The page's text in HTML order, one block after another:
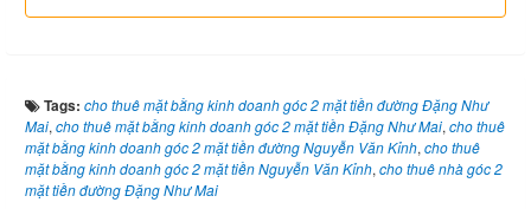
Tags: cho thuê mặt bằng kinh doanh góc 2 mặt tiền đường Đặng Như
Mai, cho thuê mặt bằng kinh doanh góc 2 mặt tiền Đặng Như Mai, cho thuê
mặt bằng kinh doanh góc 2 mặt tiền đường Nguyễn Văn Kỉnh, cho thuê
mặt bằng kinh doanh góc 2 mặt tiền Nguyễn Văn Kỉnh, cho thuê nhà góc 2
mặt tiền đường Đặng Như Mai